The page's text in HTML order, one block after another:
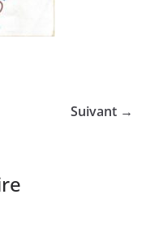
Suivant →